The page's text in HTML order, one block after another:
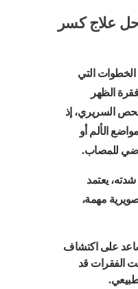
علاج كسر
التي
الظهر
السريري، إذ
الألم أو
للمصاب.
يعتمد
مهمة،
على اكتشاف
الفقرات قد